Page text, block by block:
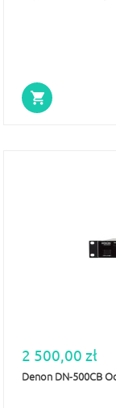
2 500,00 zł
Denon DN-500CB